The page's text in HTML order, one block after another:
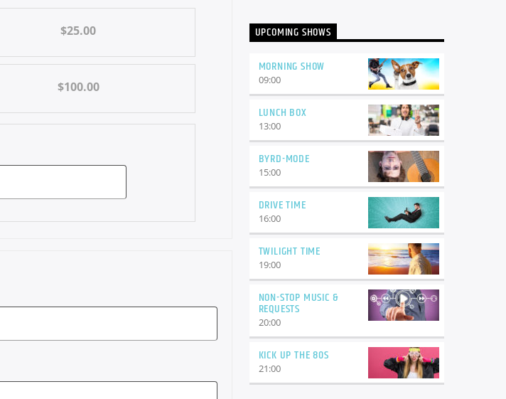
$25.00
$100.00
UPCOMING SHOWS
MORNING SHOW
09:00
LUNCH BOX
13:00
BYRD-MODE
15:00
DRIVE TIME
16:00
TWILIGHT TIME
19:00
NON-STOP MUSIC &
REQUESTS
20:00
KICK UP THE 80S
21:00